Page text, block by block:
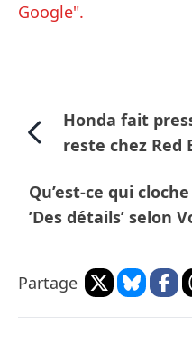
Google".
Honda fait
reste chez Red
Qu’est-ce qui
’Des détails’ selon
Partage